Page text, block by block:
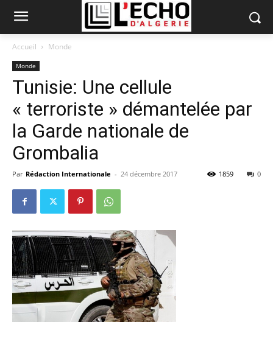
Accueil Monde
Monde
Tunisie: Une cellule
« terroriste » démantelée par
la Garde nationale de
Grombalia
Par Rédaction Internationale - 24 décembre 2017 0
1859